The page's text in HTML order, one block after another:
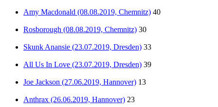
Amy Macdonald (08.08.2019, Chemnitz) 40
Rosborough (08.08.2019, Chemnitz) 30
Skunk Anansie (23.07.2019, Dresden) 33
All Us In Love (23.07.2019, Dresden) 39
Joe Jackson (27.06.2019, Hannover) 13
Anthrax (26.06.2019, Hannover) 23